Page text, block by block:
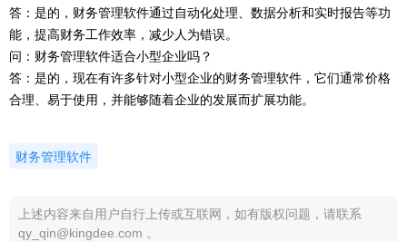
答：是的，财务管理软件通过自动化处理、数据分析和实时报告等功
能，提高财务工作效率，减少人为错误。
问：财务管理软件适合小型企业吗？
答：是的，现在有许多针对小型企业的财务管理软件，它们通常价格
合理、易于使用，并能够随着企业的发展而扩展功能。
财务管理软件
上述内容来自用户自行上传或互联网，如有版权问题，请联系
qy_qin@kingdee.com 。